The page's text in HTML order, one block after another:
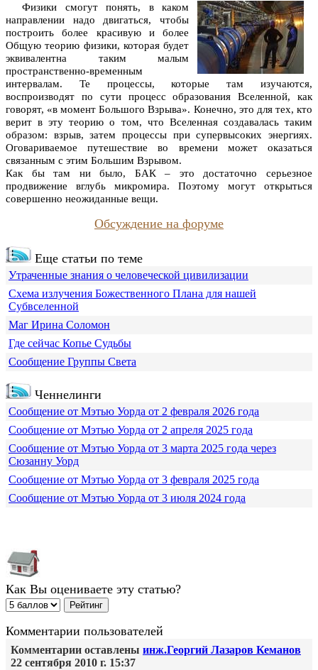
Физики смогут понять, в каком
направлении надо двигаться, чтобы
построить более красивую и более
Общую теорию физики, которая будет
эквивалентна таким малым
пространственно-временным
интервалам. Те процессы, которые там изучаются,
воспроизводят по сути процесс образования Вселенной, как
говорят, «в момент Большого Взрыва». Конечно, это для тех, кто
верит в эту теорию о том, что Вселенная создавалась таким
образом: взрыв, затем процессы при супервысоких энергиях.
Оговариваемое путешествие во времени может оказаться
связанным с этим Большим Взрывом.
Как бы там ни было, БАК – это достаточно серьезное
продвижение вглубь микромира. Поэтому могут открыться
совершенно неожиданные вещи.
Обсуждение на форуме
Еще статьи по теме
Утраченные знания о человеческой цивилизации
Схема излучения Божественного Плана для нашей
Субвселенной
Маг Ирина Соломон
Где сейчас Копье Судьбы
Сообщение Группы Света
Ченнелинги
Сообщение от Мэтью Уорда от 2 февраля 2026 года
Сообщение от Мэтью Уорда от 2 апреля 2025 года
Сообщение от Мэтью Уорда от 3 марта 2025 года через
Сюзанну Уорд
Сообщение от Мэтью Уорда от 3 февраля 2025 года
Сообщение от Мэтью Уорда от 3 июля 2024 года
Как Вы оцениваете эту статью?
Комментарии пользователей
Комментарии оставлены инж.Георгий Лазаров Кеманов
22 сентября 2010 г. 15:37